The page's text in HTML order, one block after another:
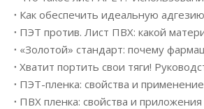
ПЭТ-пленка: свойства и применение
ПВХ пленка: свойства и приложения